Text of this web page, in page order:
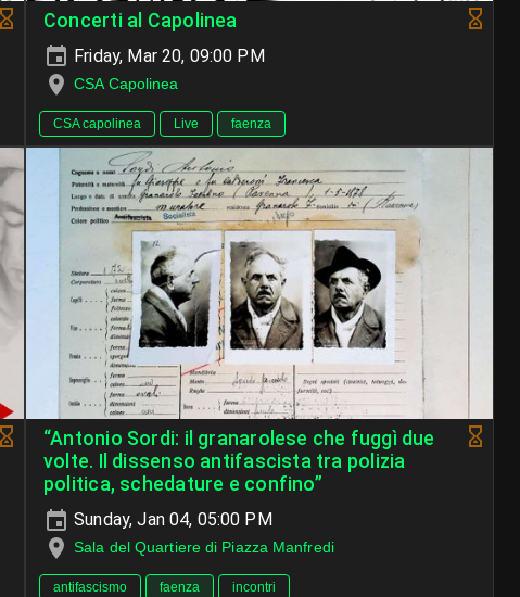
Concerti al Capolinea
Friday, Mar 20, 09:00 PM
CSA Capolinea
CSA capolinea Live faenza
“Antonio Sordi: il granarolese che fuggì due
volte. Il dissenso antifascista tra polizia
politica, schedature e confino”
Sunday, Jan 04, 05:00 PM
Sala del Quartiere di Piazza Manfredi
antifascismo faenza incontri